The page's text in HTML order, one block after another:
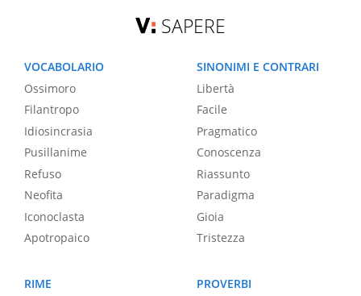
SAPERE
VOCABOLARIO
Ossimoro
Filantropo
Idiosincrasia
Pusillanime
Refuso
Neofita
Iconoclasta
Apotropaico
SINONIMI E CONTRARI
Libertà
Facile
Pragmatico
Conoscenza
Riassunto
Paradigma
Gioia
Tristezza
RIME
PROVERBI